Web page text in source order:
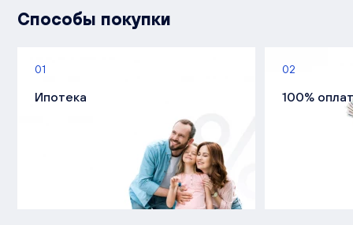
Способы покупки
01
Ипотека
02
100%